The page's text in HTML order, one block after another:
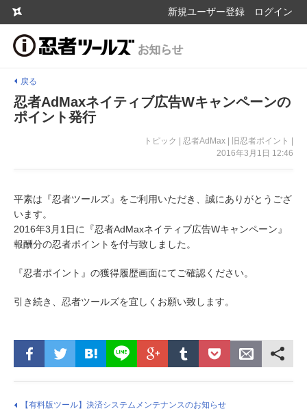
新規ユーザー登録 ログイン
戻る
忍者AdMaxネイティブ広告Wキャンペーンの
ポイント発行
トピック | 忍者AdMax | 旧忍者ポイント |
2016年3月1日 12:46
平素は『忍者ツールズ』をご利用いただき、誠にありがとうござ
います。
2016年3月1日に『忍者AdMaxネイティブ広告Wキャンペーン』
報酬分の忍者ポイントを付与致しました。
『忍者ポイント』の獲得履歴画面にてご確認ください。
引き続き、忍者ツールズを宜しくお願い致します。
【有料版ツール】決済システムメンテナンスのお知らせ